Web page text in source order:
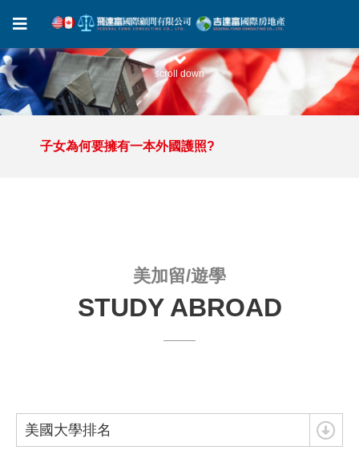
scroll down
子女為何要擁有一本外國護照?
子女為何要擁有一本外國護照?
美加留/遊學
STUDY ABROAD
美國大學排名